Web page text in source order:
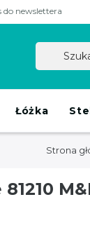
do newslettera
Łóżka
Strona